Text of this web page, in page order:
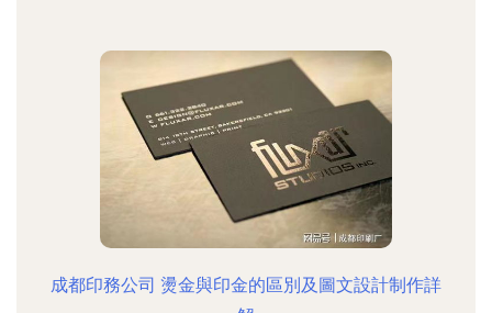
成都印務公司 燙金與印金的區別及圖文設計制作詳